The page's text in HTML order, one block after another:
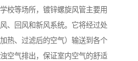
校等场所，镀锌螺旋风管主要用
、回风和新风系统。它将经过处
热、过滤后的空气）输送到各个
空气排出，保证室内空气的舒适